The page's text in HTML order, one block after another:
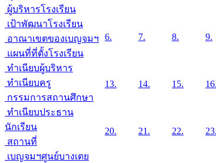
ผู้บริหารโรงเรียน
เป้าพัฒนาโรงเรียน
อาณาเขตของเบญจมฯ
แผนที่ที่ตั้งโรงเรียน
ทำเนียบผู้บริหาร
ทำเนียบครู
กรรมการสถานศึกษา
ทำเนียบประธาน
นักเรียน
สถานที่
เบญจมฯศูนย์บางเตย
6. 7. 8. 9.
13. 14. 15. 16.
20. 21. 22. 23.